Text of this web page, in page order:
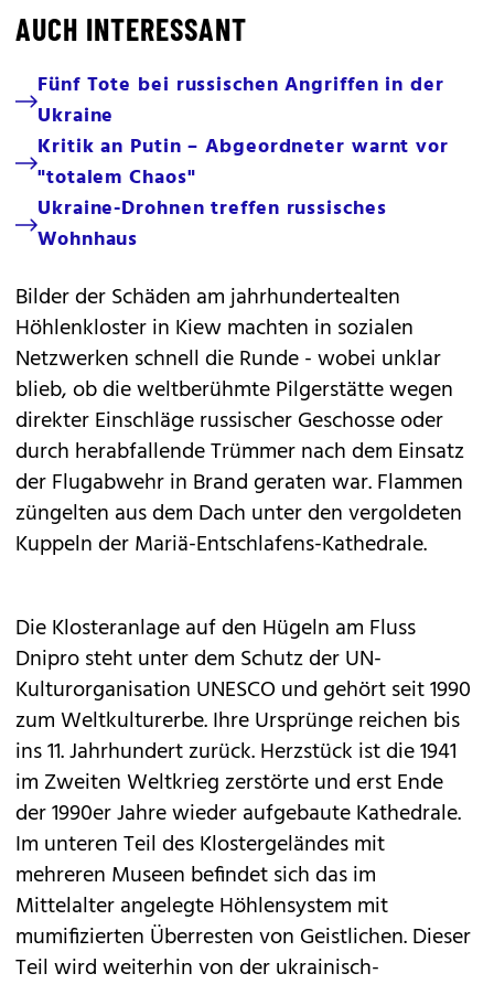
AUCH INTERESSANT
Fünf Tote bei russischen Angriffen in der
Ukraine
Kritik an Putin – Abgeordneter warnt vor
"totalem Chaos"
Ukraine-Drohnen treffen russisches
Wohnhaus
Bilder der Schäden am jahrhundertealten
Höhlenkloster in Kiew machten in sozialen
Netzwerken schnell die Runde - wobei unklar
blieb, ob die weltberühmte Pilgerstätte wegen
direkter Einschläge russischer Geschosse oder
durch herabfallende Trümmer nach dem Einsatz
der Flugabwehr in Brand geraten war. Flammen
züngelten aus dem Dach unter den vergoldeten
Kuppeln der Mariä-Entschlafens-Kathedrale.
Die Klosteranlage auf den Hügeln am Fluss
Dnipro steht unter dem Schutz der UN-
Kulturorganisation UNESCO und gehört seit 1990
zum Weltkulturerbe. Ihre Ursprünge reichen bis
ins 11. Jahrhundert zurück. Herzstück ist die 1941
im Zweiten Weltkrieg zerstörte und erst Ende
der 1990er Jahre wieder aufgebaute Kathedrale.
Im unteren Teil des Klostergeländes mit
mehreren Museen befindet sich das im
Mittelalter angelegte Höhlensystem mit
mumifizierten Überresten von Geistlichen. Dieser
Teil wird weiterhin von der ukrainisch-